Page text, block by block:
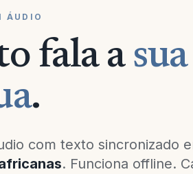
ÁUDIO
fala a sua
.
com texto sincronizado
. Funciona offline.